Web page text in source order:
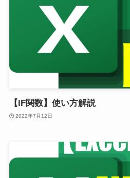
【IF関数】使い方解説
2022年7月12日